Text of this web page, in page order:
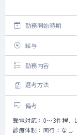
勤務開始時期
給与
勤務内容
選考方法
備考
受電対応：0～3件程、
診療体制：同行：なし